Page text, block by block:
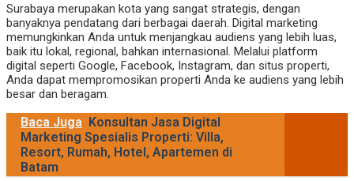
Surabaya merupakan kota yang sangat strategis, dengan
banyaknya pendatang dari berbagai daerah. Digital marketing
memungkinkan Anda untuk menjangkau audiens yang lebih luas,
baik itu lokal, regional, bahkan internasional. Melalui platform
digital seperti Google, Facebook, Instagram, dan situs properti,
Anda dapat mempromosikan properti Anda ke audiens yang lebih
besar dan beragam.
Baca Juga Konsultan Jasa Digital
Marketing Spesialis Properti: Villa,
Resort, Rumah, Hotel, Apartemen di
Batam